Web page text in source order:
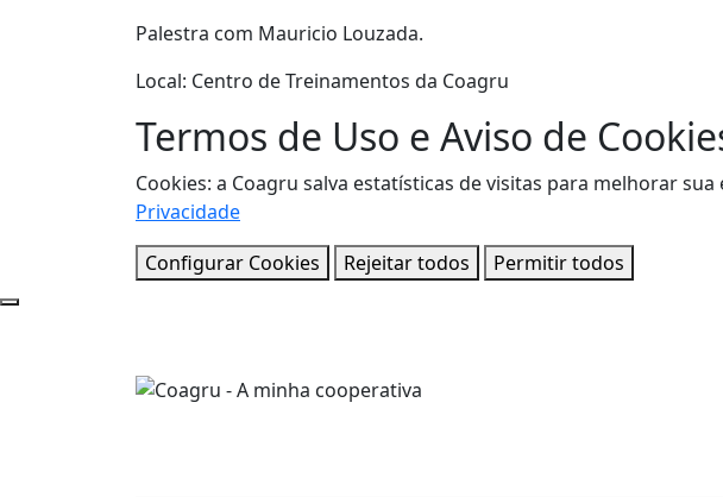
Palestra com Mauricio Louzada.
Local: Centro de Treinamentos da Coagru
Termos de Uso e Aviso de
Cookies: a Coagru salva estatísticas de visitas para melhorar
Privacidade
Configurar Cookies
Rejeitar todos Permitir todos